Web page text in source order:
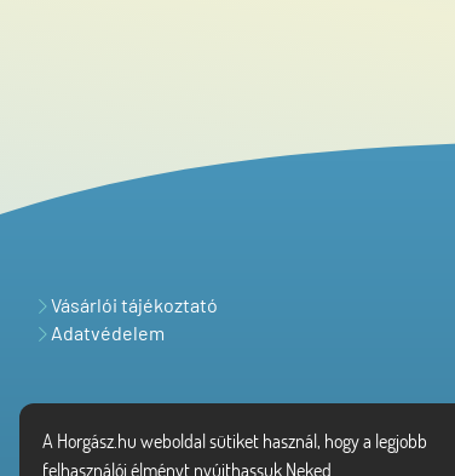
A Horgász.hu weboldal sütiket használ, hogy a legjobb
felhasználói élményt nyújthassuk Neked.
Vásárlói tájékoztató
Adatvédelem